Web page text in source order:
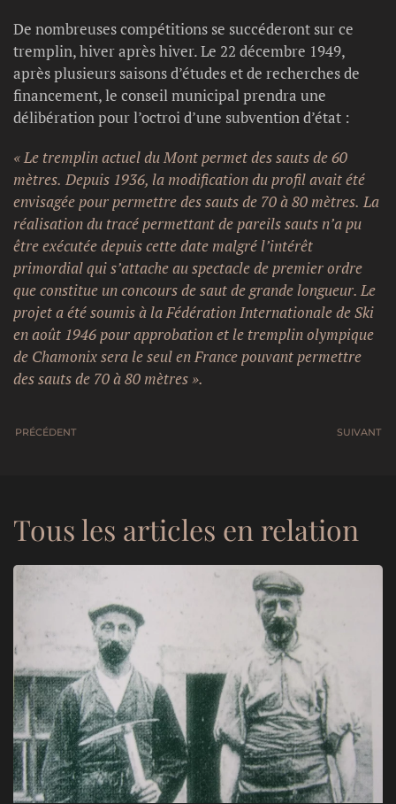
De nombreuses compétitions se succéderont sur ce
tremplin, hiver après hiver. Le 22 décembre 1949,
après plusieurs saisons d’études et de recherches de
financement, le conseil municipal prendra une
délibération pour l’octroi d’une subvention d’état :
« Le tremplin actuel du Mont permet des sauts de 60
mètres. Depuis 1936, la modification du profil avait été
envisagée pour permettre des sauts de 70 à 80 mètres. La
réalisation du tracé permettant de pareils sauts n’a pu
être exécutée depuis cette date malgré l’intérêt
primordial qui s’attache au spectacle de premier ordre
que constitue un concours de saut de grande longueur. Le
projet a été soumis à la Fédération Internationale de Ski
en août 1946 pour approbation et le tremplin olympique
de Chamonix sera le seul en France pouvant permettre
des sauts de 70 à 80 mètres ».
PRÉCÉDENT SUIVANT
Tous les articles en relation